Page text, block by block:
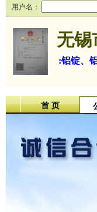
用户名：
无锡
:铝锭、
首 页